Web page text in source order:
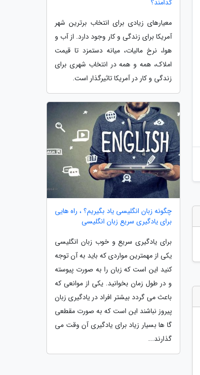
کدامند؟
معیارهای زیادی برای انتخاب برترین شهر
آمریکا برای زندگی و کار وجود دارد. از آب و
هوا، نرخ مالیات، میانه دستمزد تا قیمت
املاک، همه و همه در انتخاب شهری برای
زندگی و کار در آمریکا تاثیرگذار است.
چگونه زبان انگلیسی یاد بگیریم؟ ، راه هایی
برای یادگیری سریع زبان انگلیسی
برای یادگیری سریع و خوب زبان انگلیسی
یکی از مهمترین مواردی که باید به آن توجه
کنید این است که زبان را به صورت پیوسته
و در طول زمان بخوانید. یکی از موانعی که
باعث می گردد بیشتر افراد در یادگیری زبان
پیروز نباشند این است که به صورت مقطعی
گا ها بسیار زیاد برای یادگیری آن وقت می
گذارند...